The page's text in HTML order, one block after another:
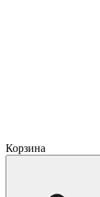
Корзина